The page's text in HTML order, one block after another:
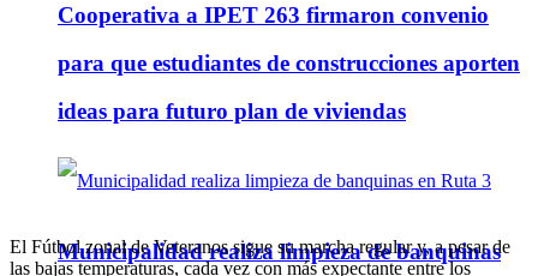
Cooperativa a IPET 263 firmaron convenio
para que estudiantes de construcciones aporten
ideas para futuro plan de viviendas
Municipalidad realiza limpieza de banquinas
El Fútbol zonal de Veteranos sigue su marcha regular y, a pesar de
las bajas temperaturas, cada vez con más expectante entre los